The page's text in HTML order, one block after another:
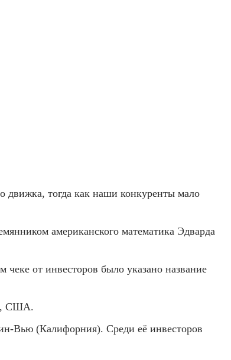
движка, тогда как наши конкуренты мало
американского математика Эдварда
от инвесторов было указано название
США.
Вью (Калифорния). Среди её инвесторов